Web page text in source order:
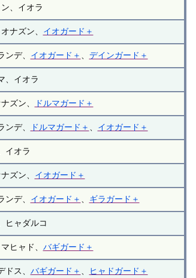
、イオラ
ナズン、 イオガード＋
デ、 イオガード＋ 、 デインガード＋
、イオラ
ズン、 ドルマガード＋
デ、 ドルマガード＋ 、 イオガード＋
イオラ
ズン、 イオガード＋
デ、 イオガード＋ 、 ギラガード＋
ヒャダルコ
ヒャド、 バギガード＋
ス、 バギガード＋ 、 ヒャドガード＋